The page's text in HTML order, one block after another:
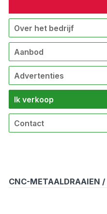
Over het bedrijf
Aanbod
Advertenties
Ik verkoop
Contact
CNC-METAALDRAAIEN /